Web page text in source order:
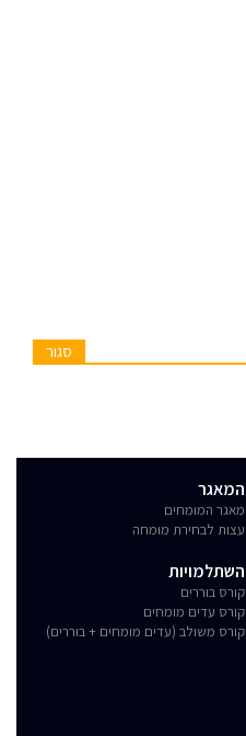
סגור
המאגר
מאגר המומחים
עצות לבחירת מומחה
השתלמויות
קורס בוררים
קורס עדים מומחים
קורס משולב (עדים מומחים + בוררים)